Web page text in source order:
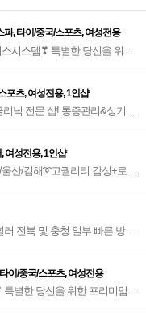
파, 타이/중국/스포츠, 여성전용
스템❣ 특별한 당신을 위한
포츠, 여성전용, 1인샵
닉 전문 샵! 통증관리&성기관
여성전용, 1인샵
산/김해➰고퀄리티 감성+로미
러 전북 및 충청 일부 빠른 방문
이/중국/스포츠, 여성전용
별한 당신을 위한 프리미엄